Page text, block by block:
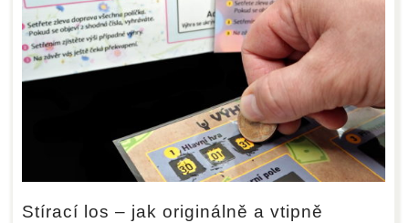
Stírací los – jak originálně a vtipně